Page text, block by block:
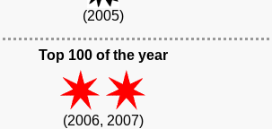
(2005)
Top 100 of the year
(2006, 2007)